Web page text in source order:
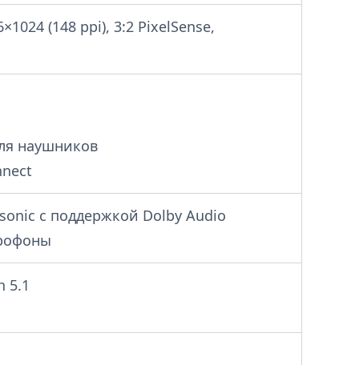
(148 ppi), 3:2 PixelSense,
наушников
с поддержкой Dolby Audio
5.1